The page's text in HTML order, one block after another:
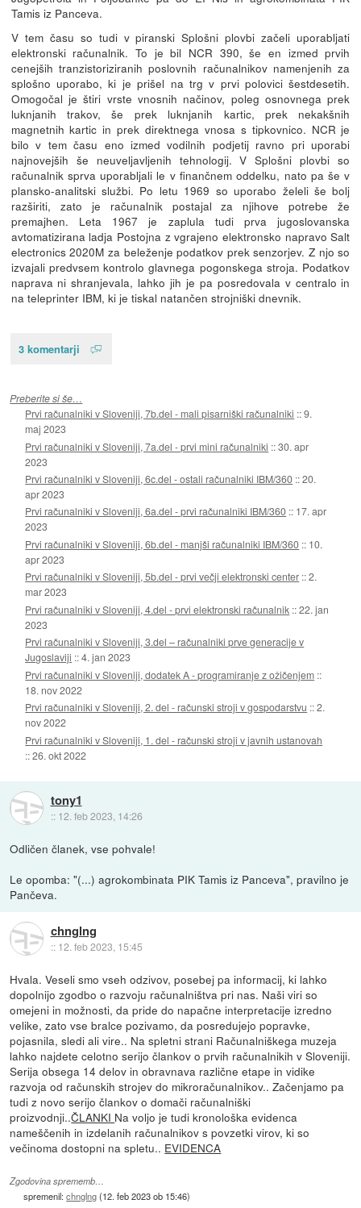
Tamis iz Panceva.
V tem času so tudi v piranski Splošni plovbi začeli uporabljati
elektronski računalnik. To je bil NCR 390, še en izmed prvih
cenejših tranzistoriziranih poslovnih računalnikov namenjenih za
splošno uporabo, ki je prišel na trg v prvi polovici šestdesetih.
Omogočal je štiri vrste vnosnih načinov, poleg osnovnega prek
luknjanih trakov, še prek luknjanih kartic, prek nekakšnih
magnetnih kartic in prek direktnega vnosa s tipkovnico. NCR je
bilo v tem času eno izmed vodilnih podjetij ravno pri uporabi
najnovejših še neuveljavljenih tehnologij. V Splošni plovbi so
računalnik sprva uporabljali le v finančnem oddelku, nato pa še v
plansko-analitski službi. Po letu 1969 so uporabo želeli še bolj
razširiti, zato je računalnik postajal za njihove potrebe že
premajhen. Leta 1967 je zaplula tudi prva jugoslovanska
avtomatizirana ladja Postojna z vgrajeno elektronsko napravo Salt
electronics 2020M za beleženje podatkov prek senzorjev. Z njo so
izvajali predvsem kontrolo glavnega pogonskega stroja. Podatkov
naprava ni shranjevala, lahko jih je pa posredovala v centralo in
na teleprinter IBM, ki je tiskal natančen strojniški dnevnik.
3 komentarji
Preberite si še…
Prvi računalniki v Sloveniji, 7b.del - mali pisarniški računalniki ::9.
maj 2023
Prvi računalniki v Sloveniji, 7a.del - prvi mini računalniki ::30. apr
2023
Prvi računalniki v Sloveniji, 6c.del - ostali računalniki IBM/360 ::20.
apr 2023
Prvi računalniki v Sloveniji, 6a.del - prvi računalniki IBM/360 :: 17. apr
2023
Prvi računalniki v Sloveniji, 6b.del - manjši računalniki IBM/360 :: 10.
apr 2023
Prvi računalniki v Sloveniji, 5b.del - prvi večji elektronski center ::2.
mar 2023
Prvi računalniki v Sloveniji, 4.del - prvi elektronski računalnik ::22. jan
2023
Prvi računalniki v Sloveniji, 3.del – računalniki prve generacije v
Jugoslaviji ::4. jan 2023
Prvi računalniki v Sloveniji, dodatek A - programiranje z ožičenjem ::
18. nov 2022
Prvi računalniki v Sloveniji, 2. del - računski stroji v gospodarstvu ::2.
nov 2022
Prvi računalniki v Sloveniji, 1. del - računski stroji v javnih ustanovah
::26. okt 2022
tony1
:: 12. feb 2023, 14:26
Odličen članek, vse pohvale!
Le opomba: "(...) agrokombinata PIK Tamis iz Panceva", pravilno je
Pančeva.
chnglng
:: 12. feb 2023, 15:45
Hvala. Veseli smo vseh odzivov, posebej pa informacij, ki lahko
dopolnijo zgodbo o razvoju računalništva pri nas. Naši viri so
omejeni in možnosti, da pride do napačne interpretacije izredno
velike, zato vse bralce pozivamo, da posredujejo popravke,
pojasnila, sledi ali vire.. Na spletni strani Računalniškega muzeja
lahko najdete celotno serijo člankov o prvih računalnikih v Sloveniji.
Serija obsega 14 delov in obravnava različne etape in vidike
razvoja od računskih strojev do mikroračunalnikov.. Začenjamo pa
tudi z novo serijo člankov o domači računalniški
proizvodnji..ČLANKI Na voljo je tudi kronološka evidenca
nameščenih in izdelanih računalnikov s povzetki virov, ki so
večinoma dostopni na spletu.. EVIDENCA
Zgodovina sprememb…
spremenil:chnglng(12. feb 2023 ob 15:46)